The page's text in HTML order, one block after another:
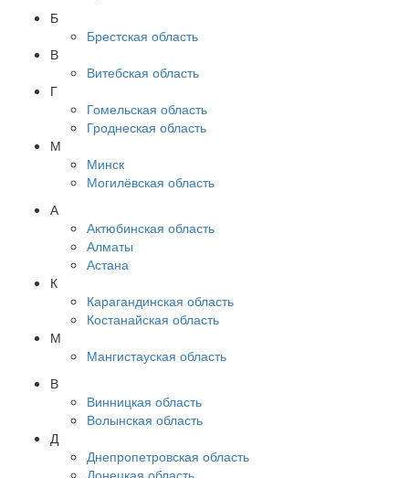
Б
Брестская область
В
Витебская область
Г
Гомельская область
Гроднеская область
М
Минск
Могилёвская область
А
Актюбинская область
Алматы
Астана
К
Карагандинская область
Костанайская область
М
Мангистауская область
В
Винницкая область
Волынская область
Д
Днепропетровская область
Донецкая область